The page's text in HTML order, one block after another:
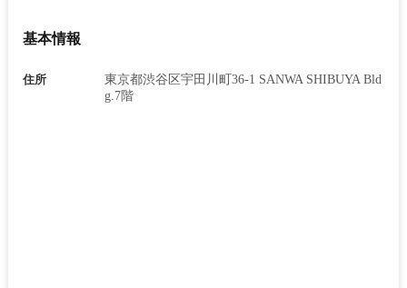
基本情報
住所
東京都渋谷区宇田川町36-1 SANWA SHIBUYA Bld
g.7階